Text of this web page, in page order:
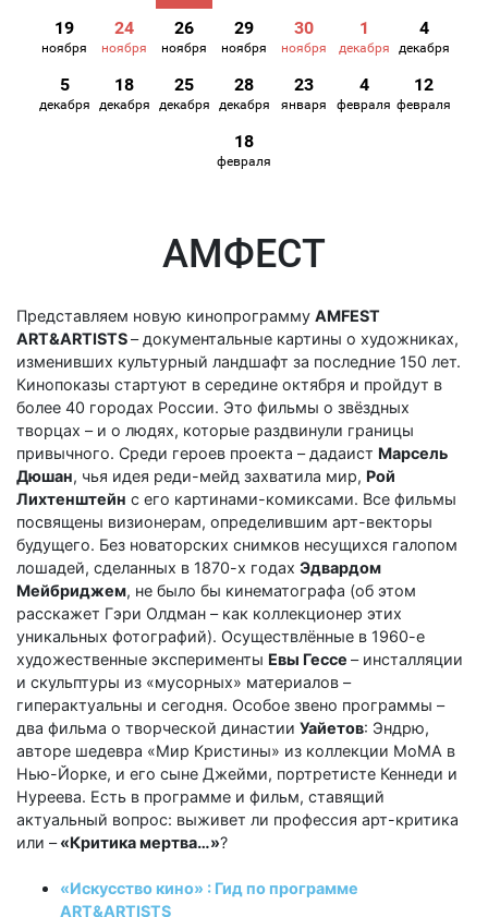
19
ноября
24
ноября
26
ноября
29
ноября
30
ноября
1
декабря
4
декабря
5
декабря
18
декабря
25
декабря
28
декабря
23
января
4
февраля
12
февраля
18
февраля
АМФЕСТ
Представляем новую кинопрограмму AMFEST
ART&ARTISTS– документальные картины о художниках,
изменивших культурный ландшафт за последние 150 лет.
Кинопоказы стартуют в середине октября и пройдут в
более 40 городах России. Это фильмы о звёздных
творцах – и о людях, которые раздвинули границы
привычного. Среди героев проекта – дадаист Марсель
Дюшан, чья идея реди-мейд захватила мир, Рой
Лихтенштейн с его картинами-комиксами. Все фильмы
посвящены визионерам, определившим арт-векторы
будущего. Без новаторских снимков несущихся галопом
лошадей, сделанных в 1870-х годах Эдвардом
Мейбриджем, не было бы кинематографа (об этом
расскажет Гэри Олдман – как коллекционер этих
уникальных фотографий). Осуществлённые в 1960-е
художественные эксперименты Евы Гессе – инсталляции
и скульптуры из «мусорных» материалов –
гиперактуальны и сегодня. Особое звено программы –
два фильма о творческой династии Уайетов: Эндрю,
авторе шедевра «Мир Кристины» из коллекции МоМА в
Нью-Йорке, и его сыне Джейми, портретисте Кеннеди и
Нуреева. Есть в программе и фильм, ставящий
актуальный вопрос: выживет ли профессия арт-критика
или –«Критика мертва…»?
«Искусство кино» : Гид по программе
ART&ARTISTS